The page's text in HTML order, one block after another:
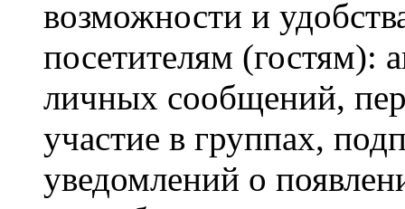
возможности и
посетителям (гостям):
личных сообщений,
участие в группах,
уведомлений о